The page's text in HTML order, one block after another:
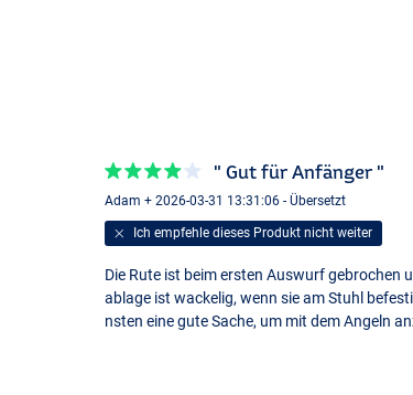
" Gut für Anfänger "
Adam + 2026-03-31 13:31:06 - Übersetzt
Ich empfehle dieses Produkt nicht weiter
Die Rute ist beim ersten Auswurf gebrochen
ablage ist wackelig, wenn sie am Stuhl
nsten eine gute Sache, um mit dem Angeln